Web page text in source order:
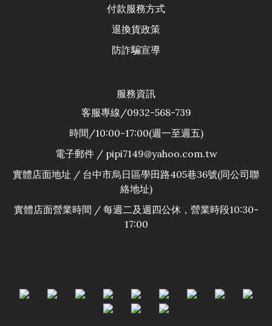
付款服務方式
退換貨政策
防詐騙宣導
服務資訊
客服專線/0932-568-739
時間/10:00-17:00(週一至週五)
電子郵件 / pipi7149@yahoo.com.tw
實體店面地址 / 台中市烏日區學田路405巷36號(同公司聯
絡地址)
實體店面營業時間 / 每週二及週四公休，營業時段10:30-
17:00